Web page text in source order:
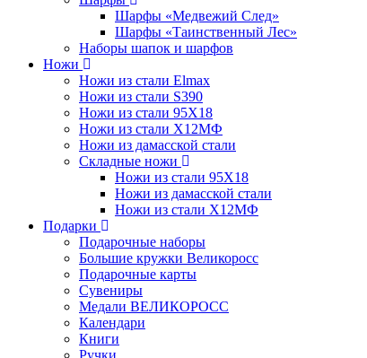
Шарфы «Медвежий След»
Шарфы «Таинственный Лес»
Наборы шапок и шарфов
Ножи
Ножи из стали Elmax
Ножи из стали S390
Ножи из стали 95X18
Ножи из стали Х12МФ
Ножи из дамасской стали
Складные ножи
Ножи из стали 95X18
Ножи из дамасской стали
Ножи из стали Х12МФ
Подарки
Подарочные наборы
Большие кружки Великоросс
Подарочные карты
Сувениры
Медали ВЕЛИКОРОСС
Календари
Книги
Ручки